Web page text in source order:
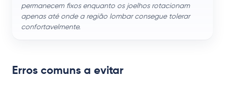
permanecem fixos enquanto os joelhos rotacionam
apenas até onde a região lombar consegue tolerar
confortavelmente.
Erros comuns a evitar